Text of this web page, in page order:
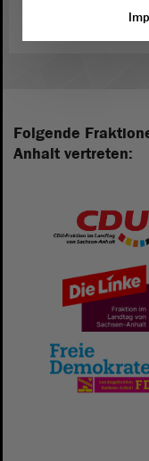
Folgende
Anhalt vertreten: